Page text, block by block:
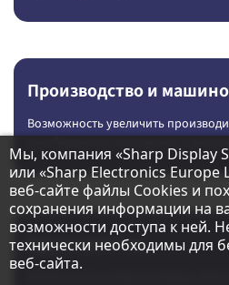
Производство и
Возможность увеличить
Еда и напитки
Примечание о
Мы, компания «Sharp Display
или «Sharp Electronics Europe
веб-сайте файлы Cookies и
сохранения информации на
возможности доступа к ней.
технически необходимы для
веб-сайта.